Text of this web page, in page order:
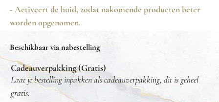
- Activeert de huid, zodat nakomende producten beter
worden opgenomen.
Beschikbaar via nabestelling
Cadeauverpakking (Gratis)
Laat je bestelling inpakken als cadeauverpakking, dit is geheel
gratis.